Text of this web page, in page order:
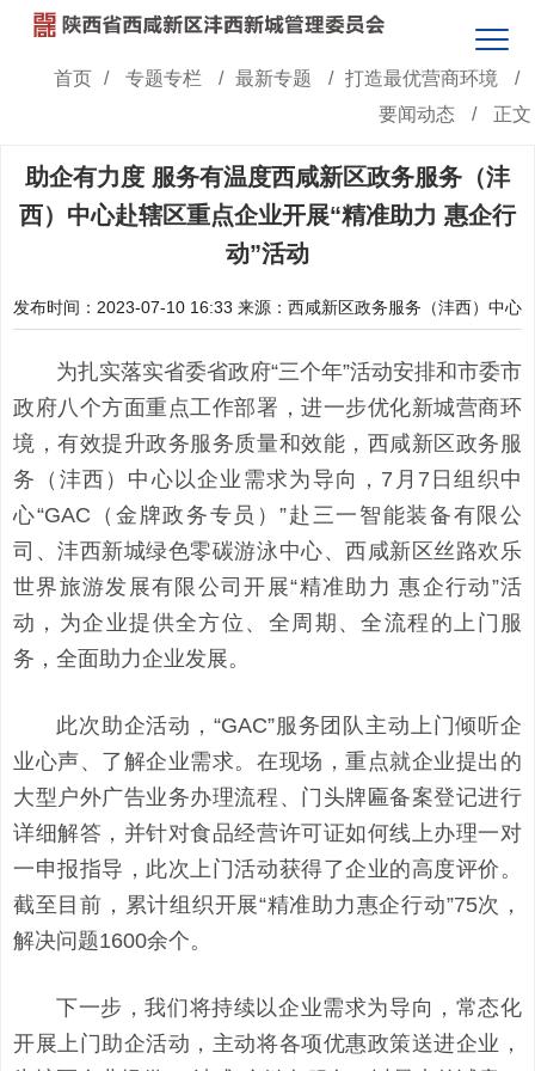
首页 / 专题专栏 / 最新专题 / 打造最优营商环境
/
要闻动态
/ 正文
助企有力度 服务有温度西咸新区政务服务（沣
西）中心赴辖区重点企业开展“精准助力 惠企行
动”活动
发布时间：2023-07-10 16:33 来源：西咸新区政务服务（沣西）中心
为扎实落实省委省政府“三个年”活动安排和市委市
政府八个方面重点工作部署，进一步优化新城营商环
境，有效提升政务服务质量和效能，西咸新区政务服
务（沣西）中心以企业需求为导向，7月7日组织中
心“GAC（金牌政务专员）”赴三一智能装备有限公
司、沣西新城绿色零碳游泳中心、西咸新区丝路欢乐
世界旅游发展有限公司开展“精准助力 惠企行动”活
动，为企业提供全方位、全周期、全流程的上门服
务，全面助力企业发展。
此次助企活动，“GAC”服务团队主动上门倾听企
业心声、了解企业需求。在现场，重点就企业提出的
大型户外广告业务办理流程、门头牌匾备案登记进行
详细解答，并针对食品经营许可证如何线上办理一对
一申报指导，此次上门活动获得了企业的高度评价。
截至目前，累计组织开展“精准助力惠企行动”75次，
解决问题1600余个。
下一步，我们将持续以企业需求为导向，常态化
开展上门助企活动，主动将各项优惠政策送进企业，